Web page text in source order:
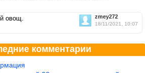
zmey272
18/11/2021, 10:07
овощ.
комментарии